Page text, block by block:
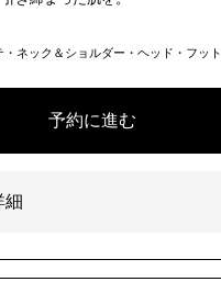
・ネック＆ショルダー・ヘッド・フット
予約に進む
細